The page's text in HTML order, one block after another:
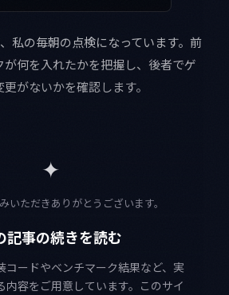
私の毎朝の点検になっています。前
何を入れたかを把握し、後者でゲ
がないかを確認します。
✦
いただきありがとうございます。
記事の続きを読む
コードやベンチマーク結果など、実
内容をご用意しています。このサイ